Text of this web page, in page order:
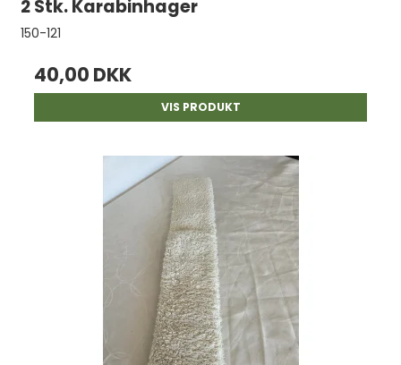
2 Stk. Karabinhager
150-121
40,00 DKK
VIS PRODUKT